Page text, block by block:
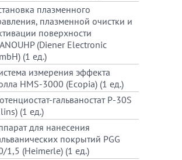
плазменного
плазменной очистки и
поверхности
(Diener Electronic
(1 ед.)
измерения эффекта
HMS-3000 (Ecopia) (1 ед.)
гальваностат P-30S
(1 ед.)
для нанесения
покрытий PGG
1,5 (Heimerle) (1 ед.)